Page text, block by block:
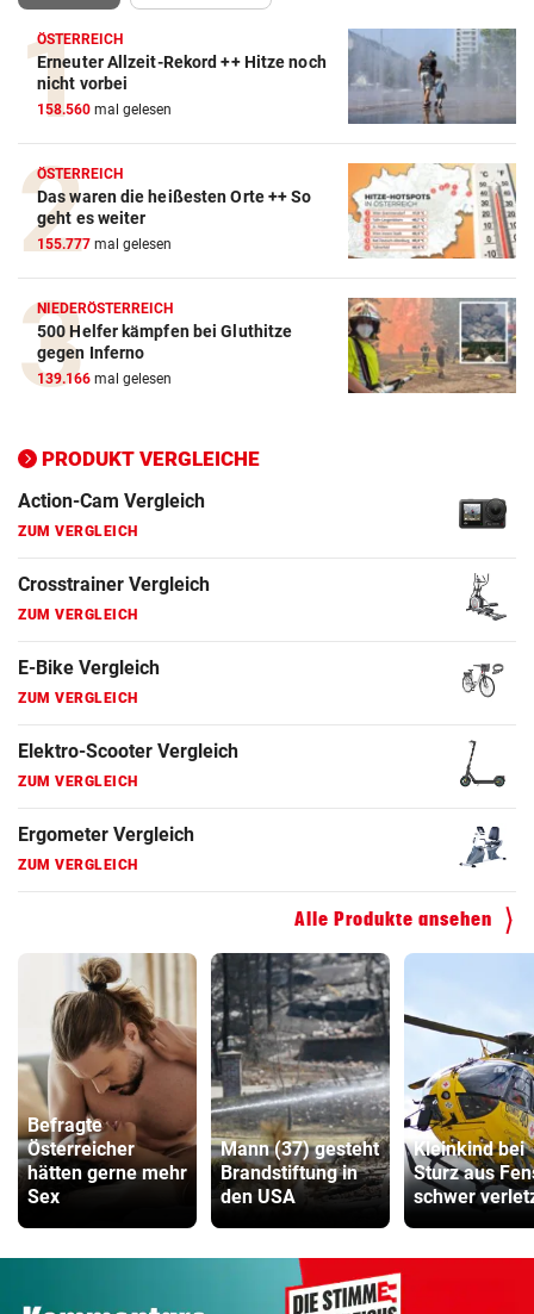
ÖSTERREICH
Erneuter Allzeit-Rekord ++ Hitze noch
nicht vorbei
158.560 mal gelesen
ÖSTERREICH
Das waren die heißesten Orte ++ So
geht es weiter
155.777 mal gelesen
NIEDERÖSTERREICH
500 Helfer kämpfen bei Gluthitze
gegen Inferno
139.166 mal gelesen
PRODUKT VERGLEICHE
Action-Cam Vergleich
ZUM VERGLEICH
ZUM VERGLEICH
E-Bike Vergleich
ZUM VERGLEICH
Elektro-Scooter Vergleich
ZUM VERGLEICH
Ergometer Vergleich
ZUM VERGLEICH
Fahrrad Test
ZUM VERGLEICH
Fahrradanhänger Vergleich
ZUM VERGLEICH
ZUM VERGLEICH
Hoverboard Vergleich
ZUM VERGLEICH
Kinderfahrrad Vergleich
ZUM VERGLEICH
Alle Produkte ansehen
Befragte
Österreicher
hätten gerne mehr
Sex
Mann (37) gesteht
Brandstiftung in
den USA
Kleinkind bei
Sturz aus
schwer